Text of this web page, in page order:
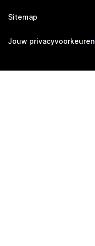
Sitemap
Jouw privacyvoorkeuren